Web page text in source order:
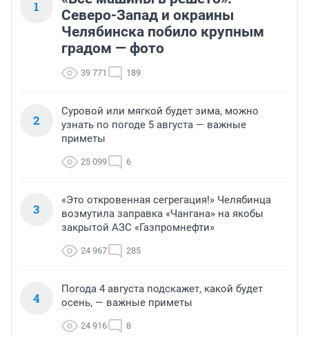
1
Северо-Запад и окраины
Челябинска побило крупным
градом — фото
39 771 189
2
Суровой или мягкой будет зима, можно
узнать по погоде 5 августа — важные
приметы
25 099 6
3
«Это откровенная сегрегация!» Челябинца
возмутила заправка «Чангана» на якобы
закрытой АЗС «Газпромнефти»
24 967 285
4
Погода 4 августа подскажет, какой будет
осень, — важные приметы
24 916 8